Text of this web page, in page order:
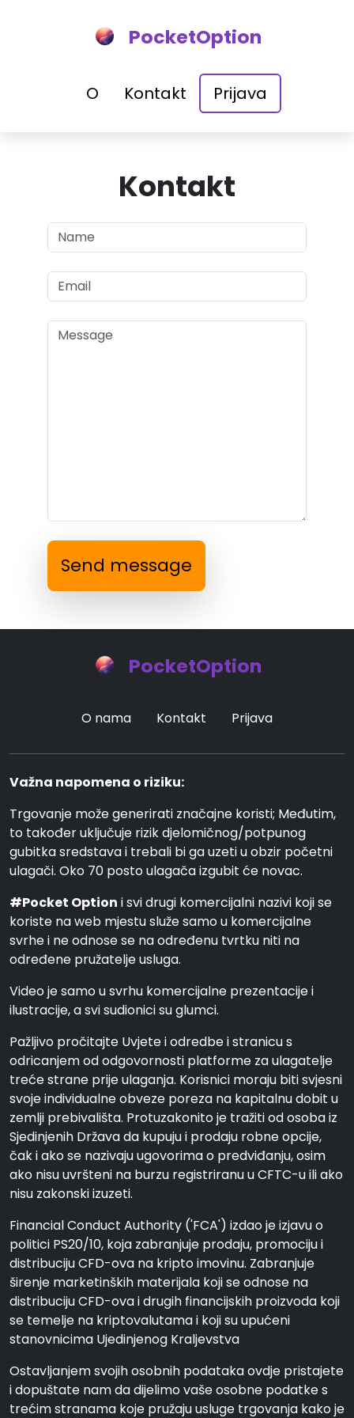
PocketOption
O Kontakt Prijava
Kontakt
Send message
PocketOption
O nama Kontakt Prijava
Važna napomena o riziku:
Trgovanje može generirati značajne koristi; Međutim,
to također uključuje rizik djelomičnog/potpunog
gubitka sredstava i trebali bi ga uzeti u obzir početni
ulagači. Oko 70 posto ulagača izgubit će novac.
#Pocket Option i svi drugi komercijalni nazivi koji se
koriste na web mjestu služe samo u komercijalne
svrhe i ne odnose se na određenu tvrtku niti na
određene pružatelje usluga.
Video je samo u svrhu komercijalne prezentacije i
ilustracije, a svi sudionici su glumci.
Pažljivo pročitajte Uvjete i odredbe i stranicu s
odricanjem od odgovornosti platforme za ulagatelje
treće strane prije ulaganja. Korisnici moraju biti svjesni
svoje individualne obveze poreza na kapitalnu dobit u
zemlji prebivališta. Protuzakonito je tražiti od osoba iz
Sjedinjenih Država da kupuju i prodaju robne opcije,
čak i ako se nazivaju ugovorima o predviđanju, osim
ako nisu uvršteni na burzu registriranu u CFTC-u ili ako
nisu zakonski izuzeti.
Financial Conduct Authority ('FCA') izdao je izjavu o
politici PS20/10, koja zabranjuje prodaju, promociju i
distribuciju CFD-ova na kripto imovinu. Zabranjuje
širenje marketinških materijala koji se odnose na
distribuciju CFD-ova i drugih financijskih proizvoda koji
se temelje na kriptovalutama i koji su upućeni
stanovnicima Ujedinjenog Kraljevstva
Ostavljanjem svojih osobnih podataka ovdje pristajete
i dopuštate nam da dijelimo vaše osobne podatke s
trećim stranama koje pružaju usluge trgovanja kako je